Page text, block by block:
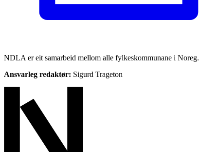
NDLA er eit samarbeid mellom alle fylkeskommunane i Noreg.
Ansvarleg redaktør: Sigurd Trageton